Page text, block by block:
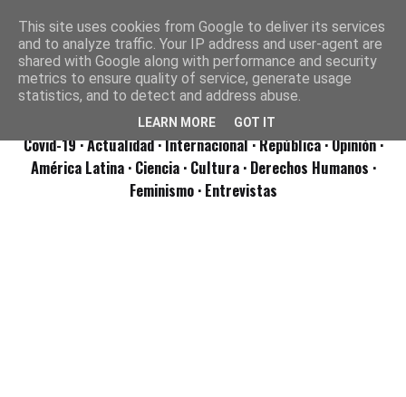
Covid-19· Actualidad· Internacional· República· Opinión·
América Latina · Ciencia · Cultura · Derechos Humanos ·
Feminismo · Entrevistas
This site uses cookies from Google to deliver its services
and to analyze traffic. Your IP address and user-agent are
shared with Google along with performance and security
metrics to ensure quality of service, generate usage
statistics, and to detect and address abuse.
LEARN MORE GOT IT